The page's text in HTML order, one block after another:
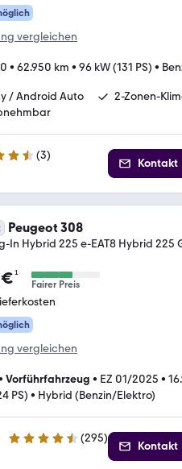
vergleichen
• 62.950 km • 96 kW (131 PS) •
/ Android Auto
2-Zonen-
(3)
Kontakt
Peugeot 308
In Hybrid 225 e-EAT8 Hybrid 225
€¹
Fairer Preis
vergleichen
Vorführfahrzeug • EZ 01/2025 •
PS) • Hybrid (Benzin/Elektro)
4.3 Sterne (295)
Kontakt